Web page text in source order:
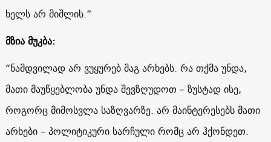
ხელს არ მიშლის.”
მზია მუკბა:
“ნამდვილად არ ვუყურებ მაგ არხებს. რა თქმა უნდა,
მათი მაუწყებლობა უნდა შევზღუდოთ – ზუსტად ისე,
როგორც მიმოსვლა საზღვარზე. არ მაინტერესებს მათი
არხები – პოლიტიკური სარჩული რომც არ ჰქონდეთ.